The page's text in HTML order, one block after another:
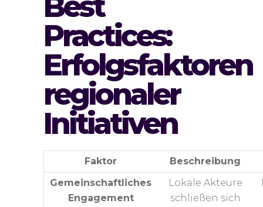
Practices:
Erfolgsfaktoren
regionaler
Initiativen
Faktor
Beschreibung
Gemeinschaftliches
Engagement
Lokale Akteure
schließen sich